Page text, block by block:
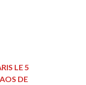
LE 5
DE